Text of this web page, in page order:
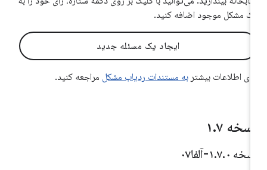
مشکل موجود اضافه کنید.
ایجاد یک مسئله جدید
اطلاعات بیشتربه مستندات ردیاب مشکلمراجعه کنید.
۱ .۷
۱ .۷.۰-آلفا۰۷